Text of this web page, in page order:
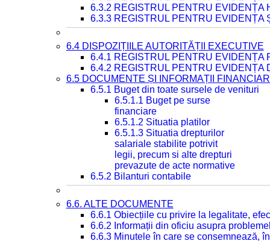
6.3.2 REGISTRUL PENTRU EVIDENȚA
6.3.3 REGISTRUL PENTRU EVIDENȚA
6.4 DISPOZIȚIILE AUTORITĂȚII EXECUTIVE
6.4.1 REGISTRUL PENTRU EVIDENȚA
6.4.2 REGISTRUL PENTRU EVIDENȚA
6.5 DOCUMENTE ȘI INFORMAȚII
6.5.1 Buget din toate sursele de venituri
6.5.1.1 Buget pe surse
financiare
6.5.1.2 Situatia platilor
6.5.1.3 Situatia drepturilor
salariale stabilite potrivit
legii, precum si alte drepturi
prevazute de acte normative
6.5.2 Bilanturi contabile
6.6. ALTE DOCUMENTE
6.6.1 Obiecțiile cu privire la legalitate,
6.6.2 Informații din oficiu asupra
6.6.3 Minutele în care se consemnează,